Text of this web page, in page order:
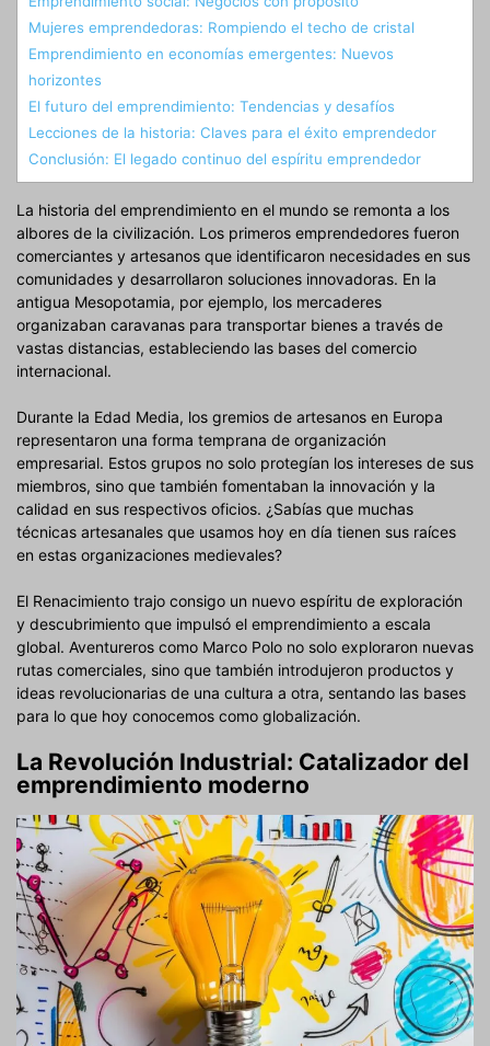
Mujeres emprendedoras: Rompiendo el techo de cristal
Emprendimiento en economías emergentes: Nuevos
horizontes
El futuro del emprendimiento: Tendencias y desafíos
Lecciones de la historia: Claves para el éxito emprendedor
Conclusión: El legado continuo del espíritu emprendedor
La historia del emprendimiento en el mundo se remonta a los
albores de la civilización. Los primeros emprendedores fueron
comerciantes y artesanos que identificaron necesidades en sus
comunidades y desarrollaron soluciones innovadoras. En la
antigua Mesopotamia, por ejemplo, los mercaderes
organizaban caravanas para transportar bienes a través de
vastas distancias, estableciendo las bases del comercio
internacional.
Durante la Edad Media, los gremios de artesanos en Europa
representaron una forma temprana de organización
empresarial. Estos grupos no solo protegían los intereses de sus
miembros, sino que también fomentaban la innovación y la
calidad en sus respectivos oficios. ¿Sabías que muchas
técnicas artesanales que usamos hoy en día tienen sus raíces
en estas organizaciones medievales?
El Renacimiento trajo consigo un nuevo espíritu de exploración
y descubrimiento que impulsó el emprendimiento a escala
global. Aventureros como Marco Polo no solo exploraron nuevas
rutas comerciales, sino que también introdujeron productos y
ideas revolucionarias de una cultura a otra, sentando las bases
para lo que hoy conocemos como globalización.
La Revolución Industrial: Catalizador del
emprendimiento moderno